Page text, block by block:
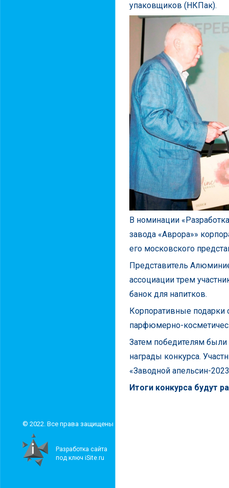
упаковщиков (НКПак).
В номинации
завода «Аврора»»
его московского
Представитель
ассоциации трем
банок для напитков.
Корпоративные подарки
парфюмерно-
Затем победителям
награды конкурса.
«Заводной апельсин-
Итоги конкурса будут
© 2022. Все права защищены
Разработка сайта
под ключ iSite.ru